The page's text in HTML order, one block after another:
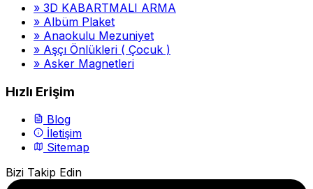
» 3D KABARTMALI ARMA
» Albüm Plaket
» Anaokulu Mezuniyet
» Aşçı Önlükleri ( Çocuk )
» Asker Magnetleri
Hızlı Erişim
Blog
İletişim
Sitemap
Bizi Takip Edin